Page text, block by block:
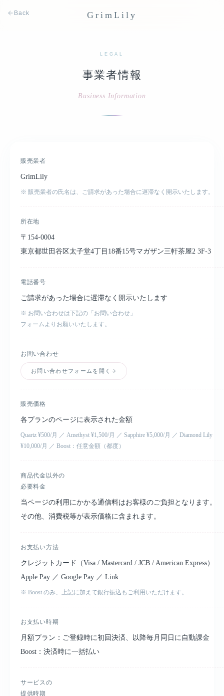
Back GrimLily
LEGAL
事業者情報
Business Information
販売業者
GrimLily
※ 販売業者の氏名は、ご請求があった場合に遅滞なく開示いたします。
所在地
〒154-0004
東京都世田谷区太子堂4丁目18番15号マガザン三軒茶屋2 3F-3
電話番号
ご請求があった場合に遅滞なく開示いたします
※ お問い合わせは下記の「お問い合わせ」
フォームよりお願いいたします。
お問い合わせ
お問い合わせフォームを開く
販売価格
各プランのページに表示された金額
Quartz ¥500/月 ／ Amethyst ¥1,500/月 ／ Sapphire ¥5,000/月 ／ Diamond Lily
¥10,000/月 ／ Boost：任意金額（都度）
商品代金以外の
必要料金
当ページの利用にかかる通信料はお客様のご負担となります。
その他、消費税等が表示価格に含まれます。
お支払い方法
クレジットカード（Visa / Mastercard / JCB / American Express）
Apple Pay ／ Google Pay ／ Link
※ Boost のみ、上記に加えて銀行振込もご利用いただけます。
お支払い時期
月額プラン： ご登録時に初回決済、以降毎月同日に自動課金
Boost： 決済時に一括払い
サービスの
提供時期